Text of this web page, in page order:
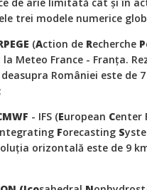
trei modele numerice
(Action de Recherche P
Meteo France - Franța.
României este de
- IFS (European Center
ntegrating Forecasting S
orizontală este de 9